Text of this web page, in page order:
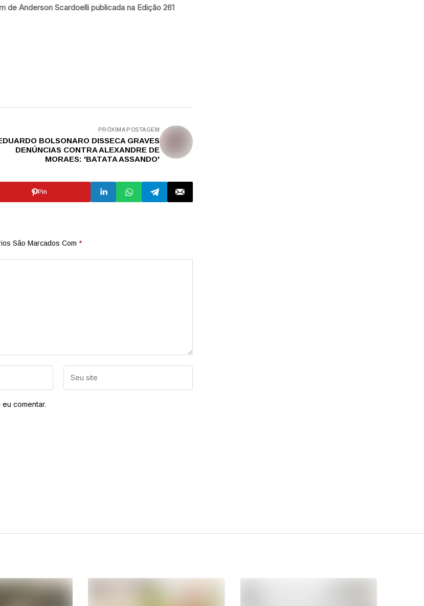
de Anderson Scardoelli publicada na Edição 261
PRÓXIMA POSTAGEM
BOLSONARO DISSECA GRAVES
DENÚNCIAS CONTRA ALEXANDRE DE
MORAES: 'BATATA ASSANDO'
Pin
São Marcados Com *
comentar.